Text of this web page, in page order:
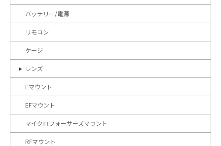
バッテリー/電源
リモコン
ケージ
レンズ
Eマウント
EFマウント
マイクロフォーサーズマウント
RFマウント